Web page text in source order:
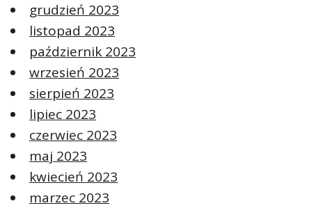
grudzień 2023
listopad 2023
październik 2023
wrzesień 2023
sierpień 2023
lipiec 2023
czerwiec 2023
maj 2023
kwiecień 2023
marzec 2023